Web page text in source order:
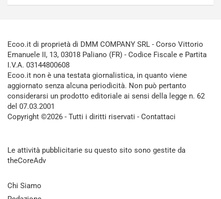
Ecoo.it di proprietà di DMM COMPANY SRL - Corso Vittorio
Emanuele II, 13, 03018 Paliano (FR) - Codice Fiscale e Partita
I.V.A. 03144800608
Ecoo.it non è una testata giornalistica, in quanto viene
aggiornato senza alcuna periodicità. Non può pertanto
considerarsi un prodotto editoriale ai sensi della legge n. 62
del 07.03.2001
Copyright ©2026 - Tutti i diritti riservati - Contattaci
Le attività pubblicitarie su questo sito sono gestite da
theCoreAdv
Chi Siamo